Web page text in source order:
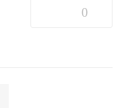
0